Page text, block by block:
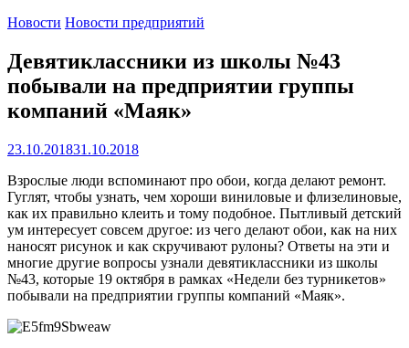
Новости Новости предприятий
Девятиклассники из школы №43
побывали на предприятии группы
компаний «Маяк»
23.10.201831.10.2018
Взрослые люди вспоминают про обои, когда делают ремонт.
Гуглят, чтобы узнать, чем хороши виниловые и флизелиновые,
как их правильно клеить и тому подобное. Пытливый детский
ум интересует совсем другое: из чего делают обои, как на них
наносят рисунок и как скручивают рулоны? Ответы на эти и
многие другие вопросы узнали девятиклассники из школы
№43, которые 19 октября в рамках «Недели без турникетов»
побывали на предприятии группы компаний «Маяк».